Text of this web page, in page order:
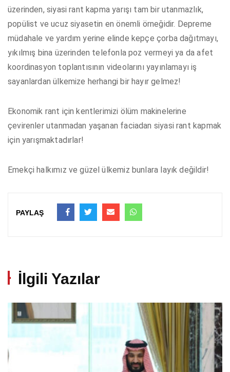
üzerinden, siyasi rant kapma yarışı tam bir utanmazlık,
popülist ve ucuz siyasetin en önemli örneğidir. Depreme
müdahale ve yardım yerine elinde kepçe çorba dağıtmayı,
yıkılmış bina üzerinden telefonla poz vermeyi ya da afet
koordinasyon toplantısının videolarını yayınlamayı iş
sayanlardan ülkemize herhangi bir hayır gelmez!
Ekonomik rant için kentlerimizi ölüm makinelerine
çevirenler utanmadan yaşanan faciadan siyasi rant kapmak
için yarışmaktadırlar!
Emekçi halkımız ve güzel ülkemiz bunlara layık değildir!
PAYLAŞ
İlgili Yazılar